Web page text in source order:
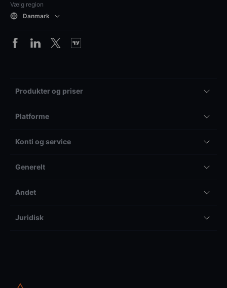
Vælg region
Danmark
Produkter og priser
Platforme
Konti og service
Generelt
Andet
Juridisk